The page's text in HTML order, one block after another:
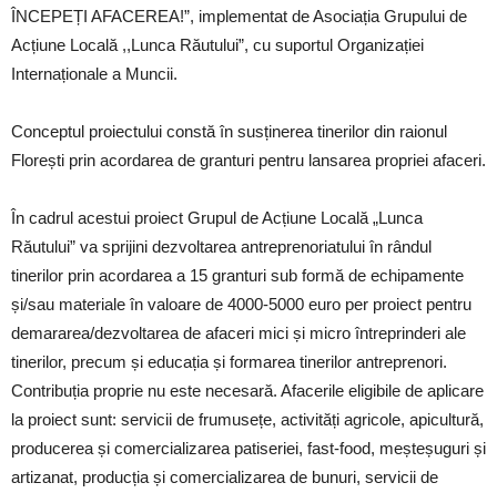
ÎNCEPEȚI AFACEREA!”, implementat de Asociația Grupului de
Acțiune Locală ,,Lunca Răutului”, cu suportul Organizației
Internaționale a Muncii.
Conceptul proiectului constă în susținerea tinerilor din raionul
Florești prin acordarea de granturi pentru lansarea propriei afaceri.
În cadrul acestui proiect Grupul de Acțiune Locală „Lunca
Răutului” va sprijini dezvoltarea antreprenoriatului în rândul
tinerilor prin acordarea a 15 granturi sub formă de echipamente
și/sau materiale în valoare de 4000-5000 euro per proiect pentru
demararea/dezvoltarea de afaceri mici și micro întreprinderi ale
tinerilor, precum și educația și formarea tinerilor antreprenori.
Contribuția proprie nu este necesară. Afacerile eligibile de aplicare
la proiect sunt: servicii de frumusețe, activități agricole, apicultură,
producerea și comercializarea patiseriei, fast-food, meșteșuguri și
artizanat, producția și comercializarea de bunuri, servicii de